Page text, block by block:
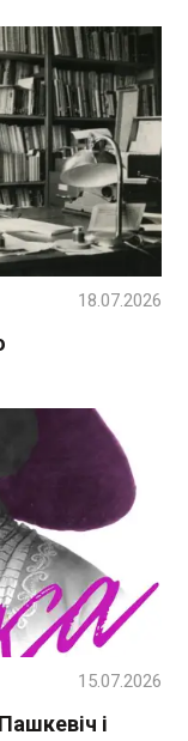
18.07.2026
і
15.07.2026